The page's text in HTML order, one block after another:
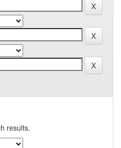
results.